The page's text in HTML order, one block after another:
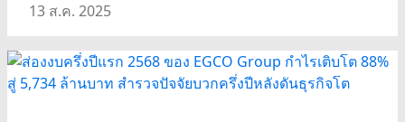
13 ส.ค. 2025